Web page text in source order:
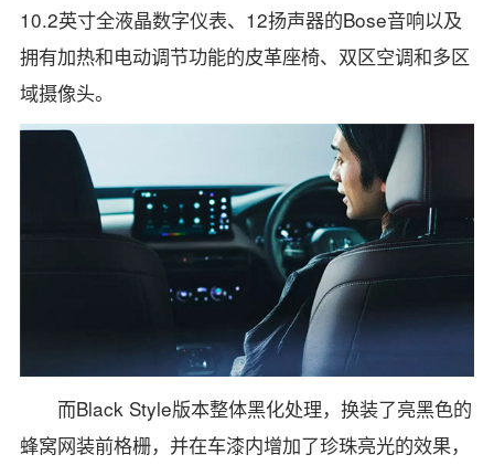
10.2英寸全液晶数字仪表、12扬声器的Bose音响以及
拥有加热和电动调节功能的皮革座椅、双区空调和多区
域摄像头。
而Black Style版本整体黑化处理，换装了亮黑色的
蜂窝网装前格栅，并在车漆内增加了珍珠亮光的效果，